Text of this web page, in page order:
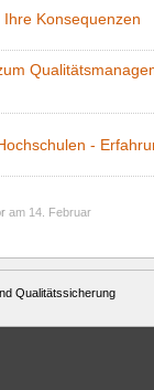
Konsequenzen
‐
am 14. Februar
Qualitätssicherung